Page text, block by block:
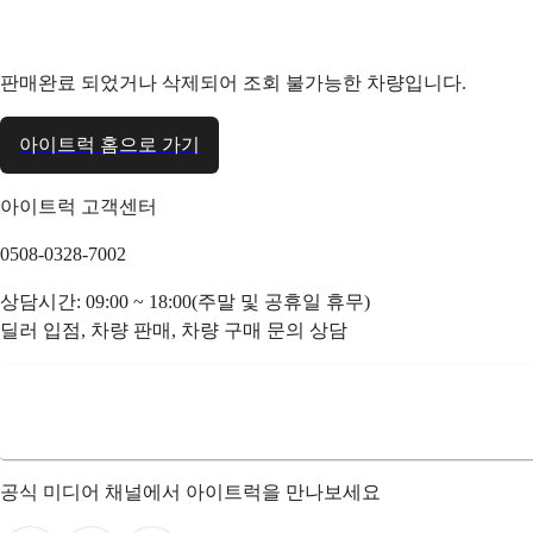
판매완료 되었거나 삭제되어 조회 불가능한 차량입니다.
아이트럭 홈으로 가기
아이트럭 고객센터
0508-0328-7002
상담시간: 09:00 ~ 18:00(주말 및 공휴일 휴무)
딜러 입점, 차량 판매, 차량 구매 문의 상담
공식 미디어 채널에서 아이트럭을 만나보세요